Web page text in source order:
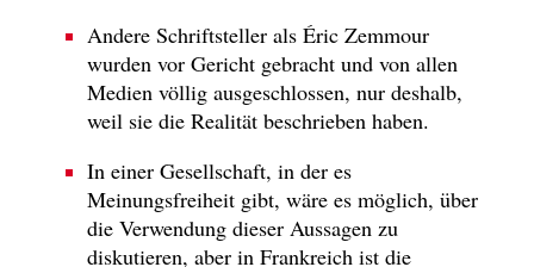
Andere Schriftsteller als Éric Zemmour
wurden vor Gericht gebracht und von allen
Medien völlig ausgeschlossen, nur deshalb,
weil sie die Realität beschrieben haben.
In einer Gesellschaft, in der es
Meinungsfreiheit gibt, wäre es möglich, über
die Verwendung dieser Aussagen zu
diskutieren, aber in Frankreich ist die